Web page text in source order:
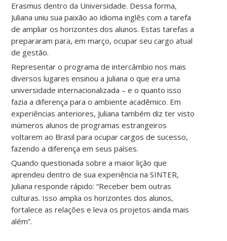
Erasmus dentro da Universidade. Dessa forma,
Juliana uniu sua paixão ao idioma inglês com a tarefa
de ampliar os horizontes dos alunos. Estas tarefas a
prepararam para, em março, ocupar seu cargo atual
de gestão.
Representar o programa de intercâmbio nos mais
diversos lugares ensinou a Juliana o que era uma
universidade internacionalizada – e o quanto isso
fazia a diferença para o ambiente acadêmico. Em
experiências anteriores, Juliana também diz ter visto
inúmeros alunos de programas estrangeiros
voltarem ao Brasil para ocupar cargos de sucesso,
fazendo a diferença em seus países.
Quando questionada sobre a maior lição que
aprendeu dentro de sua experiência na SINTER,
Juliana responde rápido: “Receber bem outras
culturas. Isso amplia os horizontes dos alunos,
fortalece as relações e leva os projetos ainda mais
além”.